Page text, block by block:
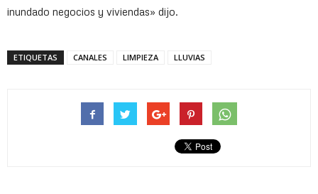
inundado negocios y viviendas» dijo.
ETIQUETAS CANALES LIMPIEZA LLUVIAS